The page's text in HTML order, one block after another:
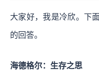
大家好，我是冷欣。下
的回答。
海德格尔：生存之思